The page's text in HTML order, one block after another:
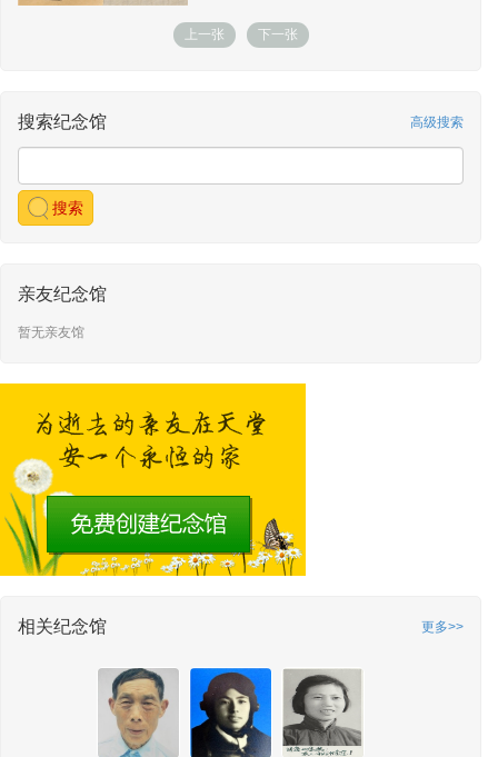
敬献时间：2026-04-16 11:37
孝行天下
敬献时间：2026-04-16 11:36
孝行天下敬献了菁制红烧肉
敬献时间：2026-04-16 11:36
上一张 下一张
搜索纪念馆 高级搜索
搜索
亲友纪念馆
暂无亲友馆
相关纪念馆 更多>>